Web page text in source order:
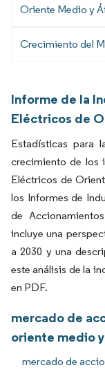
Oriente Medio y
Crecimiento del
Informe de la
Eléctricos de
Estadísticas para
crecimiento de los
Eléctricos de
los Informes de
de
incluye una
a 2030 y una
este análisis de la
en PDF.
mercado de
oriente medio
mercado de